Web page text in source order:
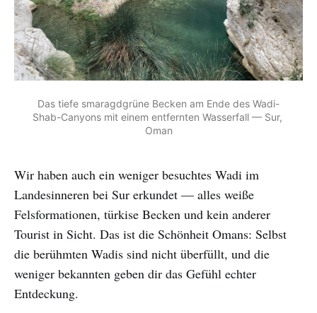
Das tiefe smaragdgrüne Becken am Ende des Wadi-
Shab-Canyons mit einem entfernten Wasserfall — Sur,
Oman
Wir haben auch ein weniger besuchtes Wadi im
Landesinneren bei Sur erkundet — alles weiße
Felsformationen, türkise Becken und kein anderer
Tourist in Sicht. Das ist die Schönheit Omans: Selbst
die berühmten Wadis sind nicht überfüllt, und die
weniger bekannten geben dir das Gefühl echter
Entdeckung.